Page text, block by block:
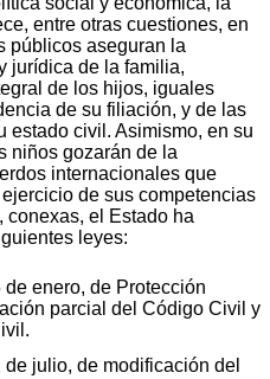
entre otras cuestiones, en
públicos aseguran la
jurídica de la familia,
de los hijos, iguales
de su filiación, y de las
estado civil. Asimismo, en su
niños gozarán de la
internacionales que
de sus competencias
conexas, el Estado ha
leyes:
enero, de Protección
parcial del Código Civil y
julio, de modificación del